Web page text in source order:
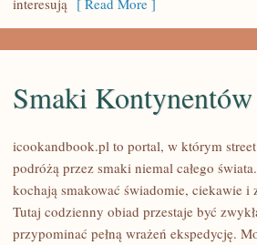
interesują [ Read More ]
Smaki Kontynentów
icookandbook.pl to portal, w którym
podróżą przez smaki niemal całego
kochają smakować świadomie, ciekawie i
Tutaj codzienny obiad przestaje być
przypominać pełną wrażeń ekspedycję.